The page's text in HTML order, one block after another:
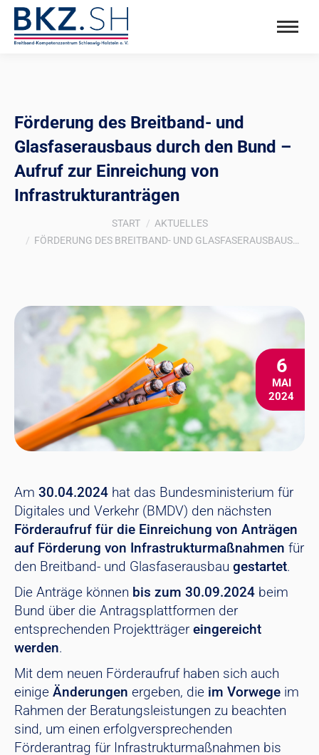
Förderung des Breitband- und
Glasfaserausbaus durch den Bund –
Aufruf zur Einreichung von
Infrastrukturanträgen
Sie befinden sich hier:
START
AKTUELLES
FÖRDERUNG DES BREITBAND- UND GLASFASERAUSBAUS…
6
MAI
2024
Am 30.04.2024 hat das Bundesministerium für
Digitales und Verkehr (BMDV) den nächsten
Förderaufruf für die Einreichung von Anträgen
auf Förderung von Infrastrukturmaßnahmen für
den Breitband- und Glasfaserausbau gestartet.
Die Anträge können bis zum 30.09.2024 beim
Bund über die Antragsplattformen der
entsprechenden Projektträgereingereicht
werden.
Mit dem neuen Förderaufruf haben sich auch
einige Änderungen ergeben, die im Vorwege im
Rahmen der Beratungsleistungen zu beachten
sind, um einen erfolgversprechenden
Förderantrag für Infrastrukturmaßnahmen bis